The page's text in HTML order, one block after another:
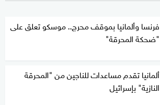
فرنسا وألمانيا بموقف محرج.. موسكو تعلق على
"ضحكة المحرقة"
ألمانيا تقدم مساعدات للناجين من "المحرقة
النازية" بإسرائيل